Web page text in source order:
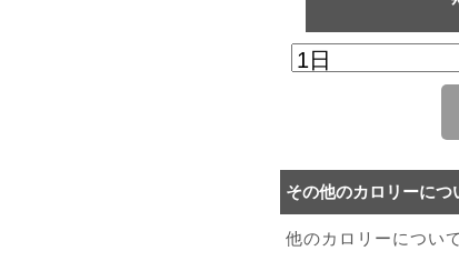
その他のカロリーにつ
他のカロリーについ